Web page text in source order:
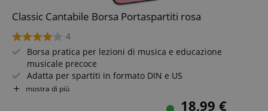
Classic Cantabile Borsa Portaspartiti rosa
4
Borsa pratica per lezioni di musica e educazione
musicale precoce
Adatta per spartiti in formato DIN e US
Manico e tracolla removibile
Con tasche interne per penne e altri accessori
mostra di più
18,99 €